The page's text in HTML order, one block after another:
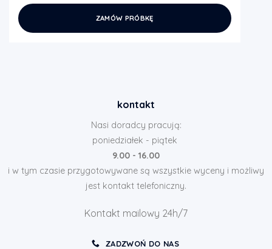
ZAMÓW PRÓBKĘ
kontakt
Nasi doradcy pracują:
poniedziałek - piątek
9.00 - 16.00
i w tym czasie przygotowywane są wszystkie wyceny i możliwy
jest kontakt telefoniczny.
Kontakt mailowy 24h/7
ZADZWOŃ DO NAS